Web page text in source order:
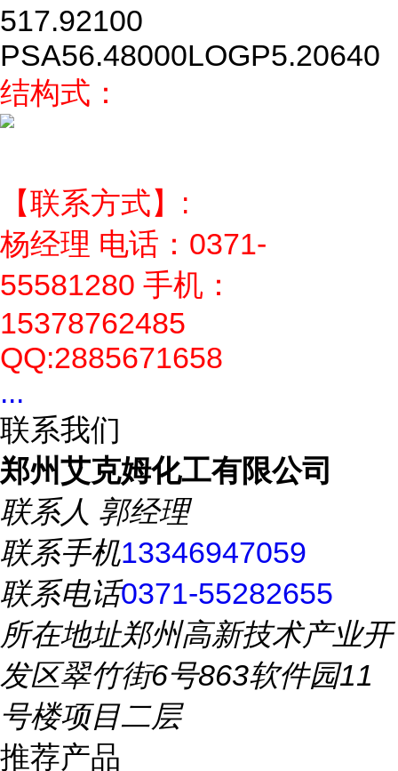
517.92100
PSA56.48000LOGP5.20640
结构式：
【联系方式】:
杨经理 电话：0371-
55581280 手机：
15378762485
QQ:2885671658
...
联系我们
郑州艾克姆化工有限公司
联系人 郭经理
联系手机13346947059
联系电话0371-55282655
所在地址郑州高新技术产业开
发区翠竹街6号863软件园11
号楼项目二层
推荐产品